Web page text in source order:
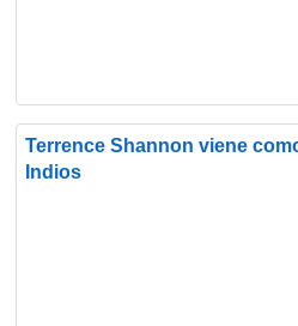
Terrence Shannon viene
Indios